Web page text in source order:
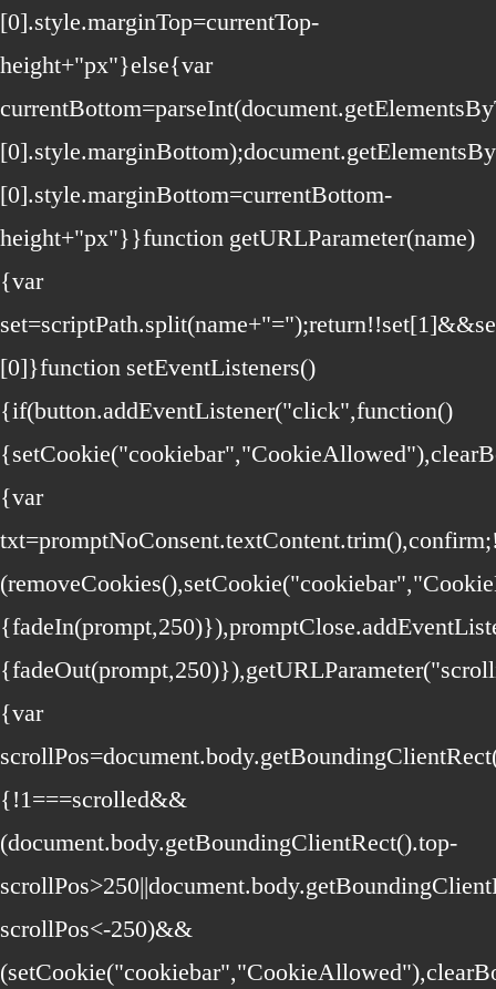
[0].style.marginTop=currentTop-
height+"px"}else{var
[0].style.marginBottom=currentBottom-
height+"px"}}function getURLParameter(name)
{var
[0]}function setEventListeners()
{if(button.addEventListener("click",function()
{var
{var
{!1===scrolled&&
(document.body.getBoundingClientRect().top-
scrollPos<-250)&&